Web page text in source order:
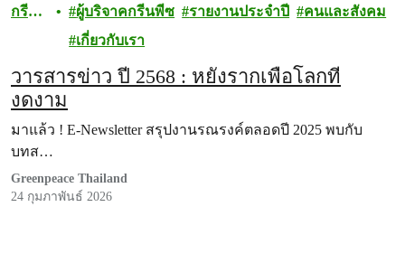
กรี
ผู้บริจาคกรีนพีซ รายงานประจำปี
คนและสังคม
เกี่ยวกับเรา
วารสารข่าว ปี 2568 : หยั่งรากเพื่อโลกที่
งดงาม
มาแล้ว ! E-Newsletter สรุปงานรณรงค์ตลอดปี 2025 พบกับ
บทส…
Greenpeace Thailand
24 กุมภาพันธ์ 2026